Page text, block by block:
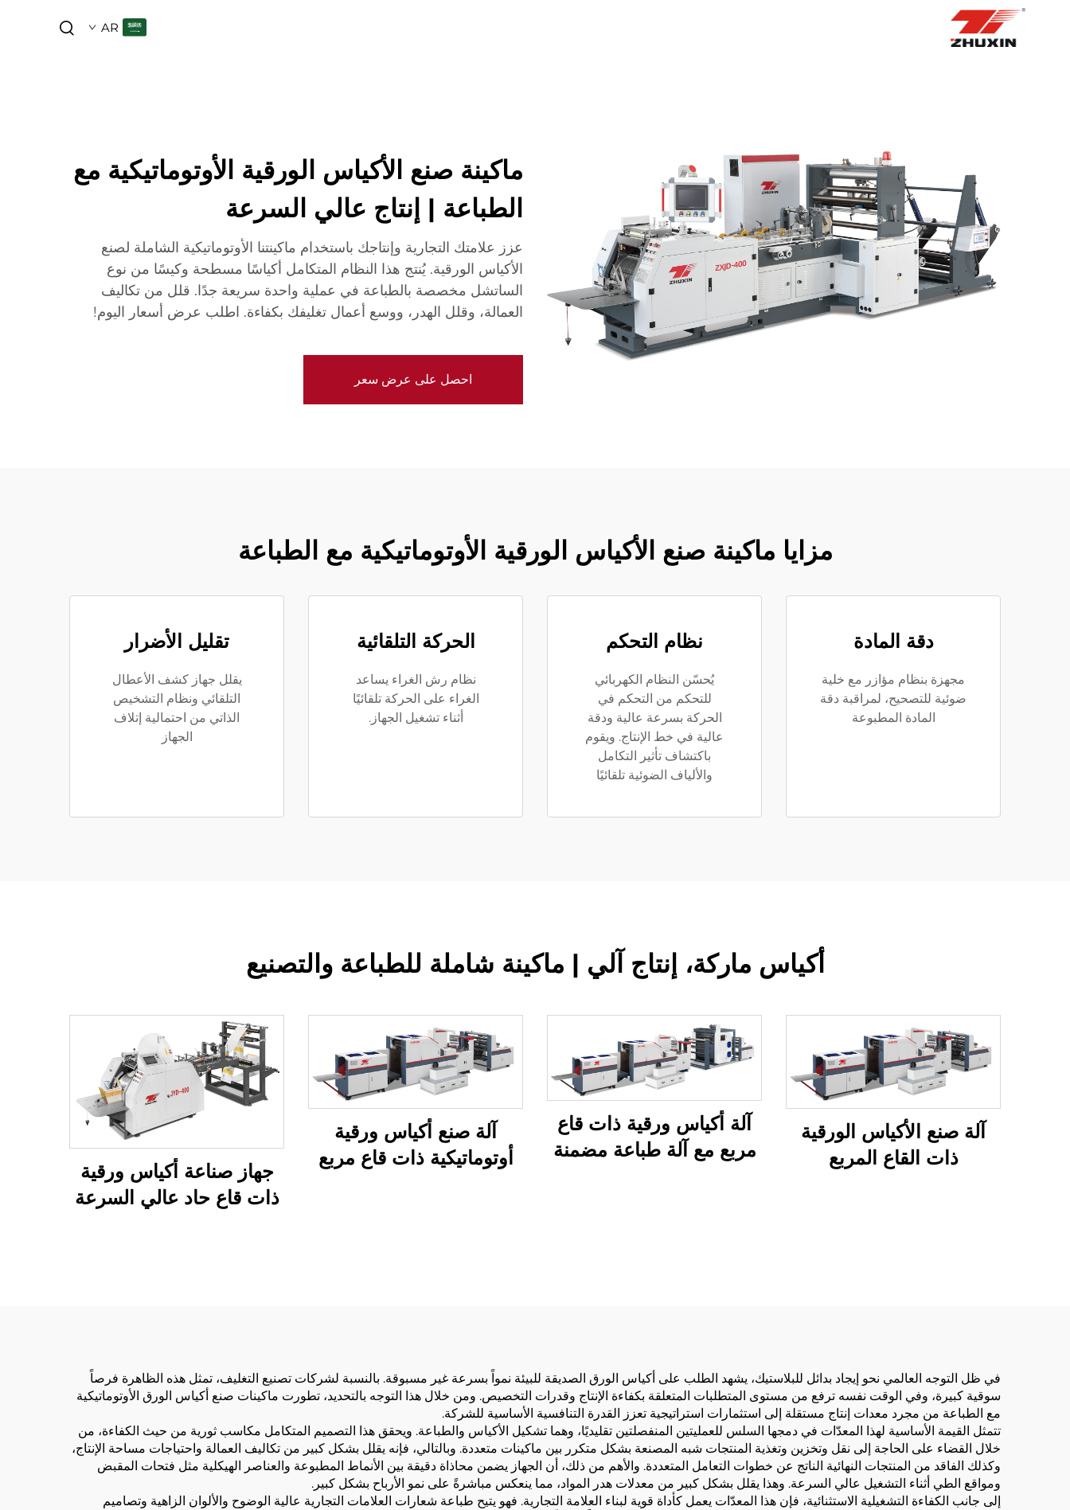
AR
ماكينة صنع الأكياس الورقية الأوتوماتيكية مع
الطباعة | إنتاج عالي السرعة
عزز علامتك التجارية وإنتاجك باستخدام ماكينتنا الأوتوماتيكية الشاملة لصنع
الأكياس الورقية. يُنتج هذا النظام المتكامل أكياسًا مسطحة وكيسًا من نوع
الساتشل مخصصة بالطباعة في عملية واحدة سريعة جدًا. قلل من تكاليف
العمالة، وقلل الهدر، ووسع أعمال تغليفك بكفاءة. اطلب عرض أسعار اليوم!
احصل على عرض سعر
مزايا ماكينة صنع الأكياس الورقية الأوتوماتيكية مع الطباعة
دقة المادة
مجهزة بنظام مؤازر مع خلية
ضوئية للتصحيح، لمراقبة دقة
المادة المطبوعة
نظام التحكم
يُحسّن النظام الكهربائي
للتحكم من التحكم في
الحركة بسرعة عالية ودقة
عالية في خط الإنتاج. ويقوم
باكتشاف تأثير التكامل
والألياف الضوئية تلقائيًا
الحركة التلقائية
نظام رش الغراء يساعد
الغراء على الحركة تلقائيًا
أثناء تشغيل الجهاز.
تقليل الأضرار
يقلل جهاز كشف الأعطال
التلقائي ونظام التشخيص
الذاتي من احتمالية إتلاف
الجهاز
أكياس ماركة، إنتاج آلي | ماكينة شاملة للطباعة والتصنيع
آلة صنع الأكياس الورقية
ذات القاع المربع
آلة أكياس ورقية ذات قاع
مربع مع آلة طباعة مضمنة
آلة صنع أكياس ورقية
أوتوماتيكية ذات قاع مربع
جهاز صناعة أكياس ورقية
ذات قاع حاد عالي السرعة
في ظل التوجه العالمي نحو إيجاد بدائل للبلاستيك، يشهد الطلب على أكياس الورق الصديقة للبيئة نمواً بسرعة غير مسبوقة. بالنسبة لشركات تصنيع التغليف، تمثل هذه الظاهرة فرصاً
سوقية كبيرة، وفي الوقت نفسه ترفع من مستوى المتطلبات المتعلقة بكفاءة الإنتاج وقدرات التخصيص. ومن خلال هذا التوجه بالتحديد، تطورت ماكينات صنع أكياس الورق الأوتوماتيكية
مع الطباعة من مجرد معدات إنتاج مستقلة إلى استثمارات استراتيجية تعزز القدرة التنافسية الأساسية للشركة.
تتمثل القيمة الأساسية لهذا المعدّات في دمجها السلس للعمليتين المنفصلتين تقليديًا، وهما تشكيل الأكياس والطباعة. ويحقق هذا التصميم المتكامل مكاسب ثورية من حيث الكفاءة، من
خلال القضاء على الحاجة إلى نقل وتخزين وتغذية المنتجات شبه المصنعة بشكل متكرر بين ماكينات متعددة. وبالتالي، فإنه يقلل بشكل كبير من تكاليف العمالة واحتياجات مساحة الإنتاج،
وكذلك الفاقد من المنتجات النهائية الناتج عن خطوات التعامل المتعددة. والأهم من ذلك، أن الجهاز يضمن محاذاة دقيقة بين الأنماط المطبوعة والعناصر الهيكلية مثل فتحات المقبض
ومواقع الطي أثناء التشغيل عالي السرعة. وهذا يقلل بشكل كبير من معدلات هدر المواد، مما ينعكس مباشرةً على نمو الأرباح بشكل كبير.
إلى جانب الكفاءة التشغيلية الاستثنائية، فإن هذا المعدّات يعمل كأداة قوية لبناء العلامة التجارية. فهو يتيح طباعة شعارات العلامات التجارية عالية الوضوح والألوان الزاهية وتصاميم